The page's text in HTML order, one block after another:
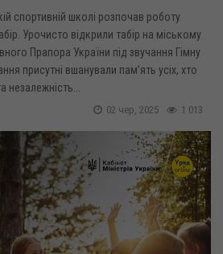
спортивній школі розпочав роботу
Урочисто відкрили табір на міському
Прапора України під звучання Гімну
присутні вшанували пам’ять усіх, хто
1 013
02 чер, 2025